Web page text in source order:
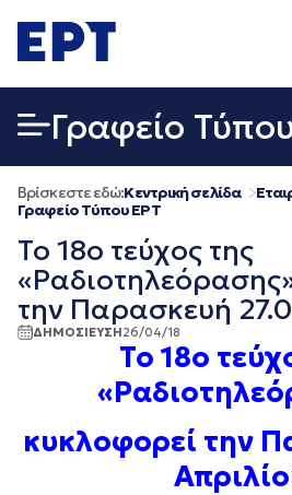
σε
περιεχόμενο
Γραφείο
Βρίσκεστε εδώ:Κεντρική σελίδα
Γραφείο Τύπου ΕΡΤ
To 18ο τεύχος της
την Παρασκευή
ΔΗΜΟΣΙΕΥΣΗ26/04/18
To18ο
κυκλοφορεί την